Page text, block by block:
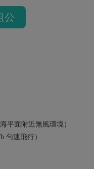
公
平面附近無風環境）
勻速飛行）